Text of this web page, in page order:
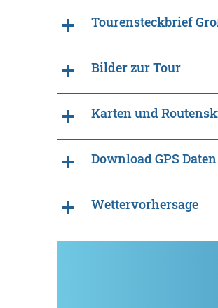
Tourensteckbrief
Bilder zur Tour
Karten und
Download GPS Daten
Wettervorhersage